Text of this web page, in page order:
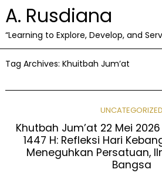
A. Rusdiana
“Learning to Explore, Develop, and
Tag Archives: Khuitbah Jum’at
UNCATEGORIZED
Khutbah Jum’at 22 Mei
1447 H: Refleksi Hari
Meneguhkan Persatuan,
Bangsa